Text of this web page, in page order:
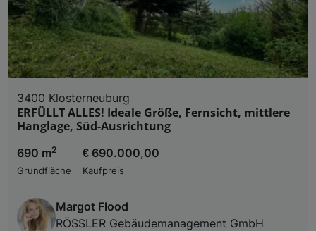
3400 Klosterneuburg
ERFÜLLT ALLES! Ideale Größe, Fernsicht, mittlere
Hanglage, Süd-Ausrichtung
690 m2
Grundfläche
€ 690.000,00
Kaufpreis
Margot Flood
RÖSSLER Gebäudemanagement GmbH